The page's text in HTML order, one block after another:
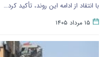
با انتقاد از ادامه این روند، تأکید کرد…
۱۵ مرداد ۱۴۰۵